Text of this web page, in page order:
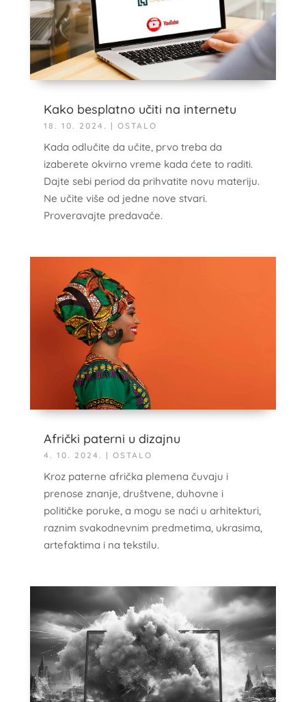
Kako besplatno učiti na internetu
18. 10. 2024. | OSTALO
Kada odlučite da učite, prvo treba da
izaberete okvirno vreme kada ćete to raditi.
Dajte sebi period da prihvatite novu materiju.
Ne učite više od jedne nove stvari.
Proveravajte predavače.
Afrički paterni u dizajnu
4. 10. 2024. | OSTALO
Kroz paterne afrička plemena čuvaju i
prenose znanje, društvene, duhovne i
političke poruke, a mogu se naći u arhitekturi,
raznim svakodnevnim predmetima, ukrasima,
artefaktima i na tekstilu.